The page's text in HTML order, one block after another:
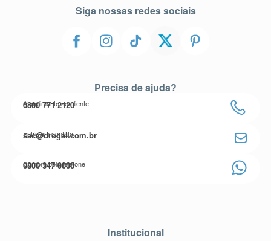
Siga nossas redes sociais
Precisa de ajuda?
Atendimento ao cliente
0800 771 2120
Entre em contato
sac@drogal.com.br
Compre pelo telefone
0800 347 0000
Institucional